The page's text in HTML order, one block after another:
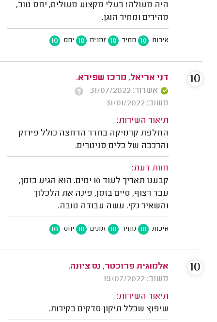
היה מעולה! בעלי מקצוע מעולים, יחס טוב,
מהירים ומחיר הוגן.
איכות 10 מחיר 10 זמנים 10 יחס 10
דני אריאל, מרכז שפירא.
אשרור: 31/07/2022
משוב: 31/01/2022
תיאור השירות:
החלפת קרמיקה בחדר הרחצה כולל פירוק
והרכבה של כלים סניטרים.
חוות דעת:
קבענו תאריך לעוד 10 ימים. הוא הגיע בזמן,
עבד רצוף, סיים בזמן, פינה את הלכלוך
והשאיר נקי. עשה עבודה טובה.
איכות 10 מחיר 10 זמנים 10 יחס 10
10
אלמוגית פרוכטר, נס ציונה.
משוב: 19/07/2022
תיאור השירות:
שיפוץ שכלל תיקון סדקים בקירות.
10